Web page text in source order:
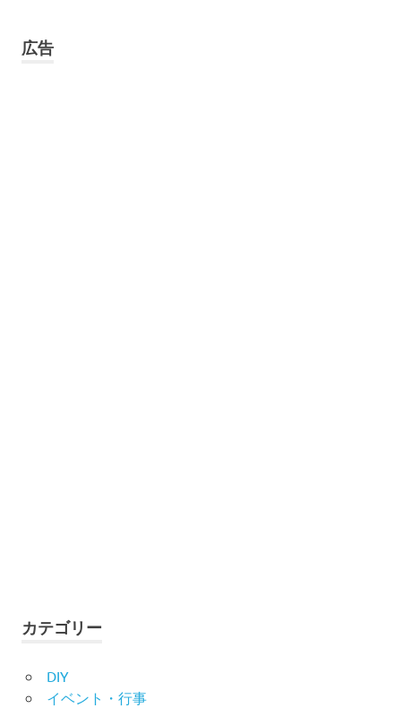
広告
カテゴリー
DIY
イベント・行事